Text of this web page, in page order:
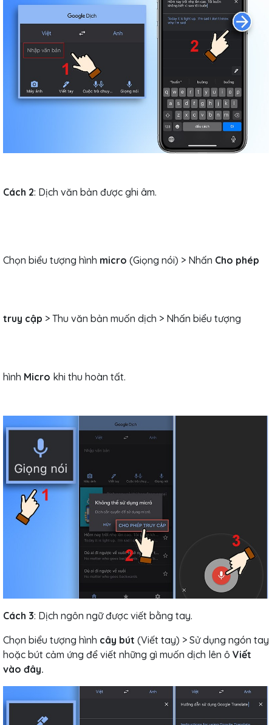
Cách 2: Dịch văn bản được ghi âm.
Chọn biểu tượng hình micro (Giọng nói) > Nhấn Cho phép
truy cập > Thu văn bản muốn dịch > Nhấn biểu tượng
hình Micro khi thu hoàn tất.
Cách 3: Dịch ngôn ngữ được viết bằng tay.
Chọn biểu tượng hình cây bút (Viết tay) > Sử dụng ngón tay
hoặc bút cảm ứng để viết những gì muốn dịch lên ô Viết
vào đây.